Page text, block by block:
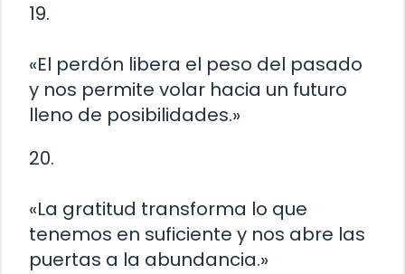
19.
«El perdón libera el peso del pasado
y nos permite volar hacia un futuro
lleno de posibilidades.»
20.
«La gratitud transforma lo que
tenemos en suficiente y nos abre las
puertas a la abundancia.»